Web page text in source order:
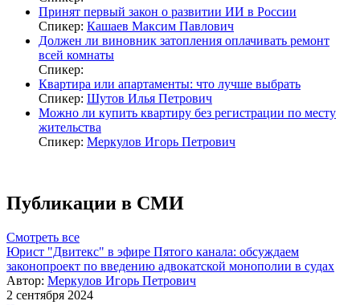
Принят первый закон о развитии ИИ в России
Спикер: Кашаев Максим Павлович
Должен ли виновник затопления оплачивать ремонт
всей комнаты
Спикер:
Квартира или апартаменты: что лучше выбрать
Спикер: Шутов Илья Петрович
Можно ли купить квартиру без регистрации по месту
жительства
Спикер: Меркулов Игорь Петрович
Публикации в СМИ
Смотреть все
Юрист "Двитекс" в эфире Пятого канала: обсуждаем
законопроект по введению адвокатской монополии в судах
Автор: Меркулов Игорь Петрович
2 сентября 2024